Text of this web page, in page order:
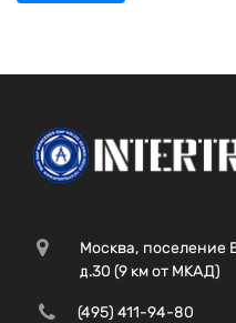
Москва, поселение
д.30 (9 км от МКАД)
(495) 411-94-80